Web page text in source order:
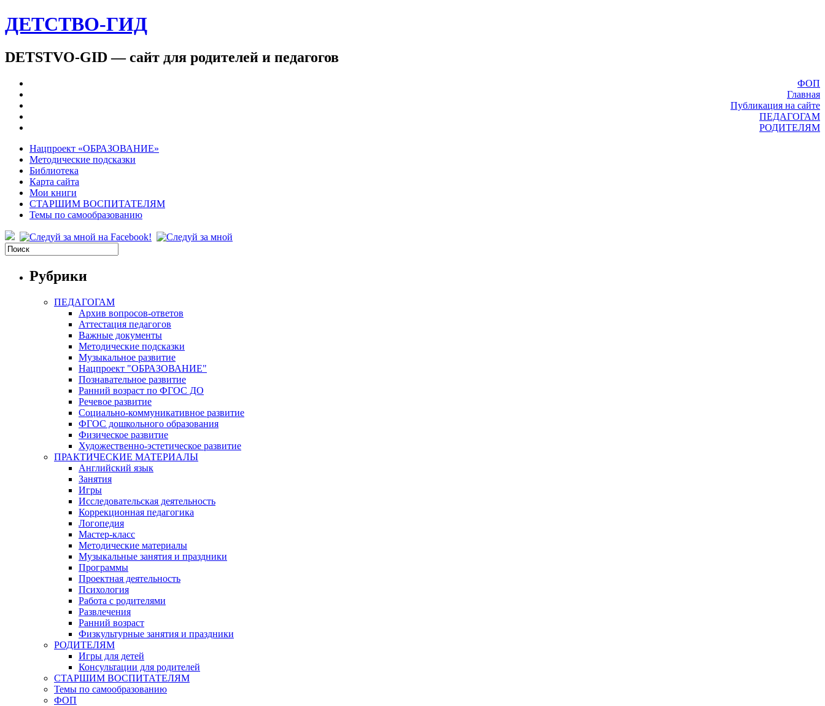
ДЕТСТВО-ГИД
DETSTVO-GID — сайт для родителей и педагогов
ФОП
Главная
Публикация на сайте
ПЕДАГОГАМ
РОДИТЕЛЯМ
Нацпроект «ОБРАЗОВАНИЕ»
Методические подсказки
Библиотека
Карта сайта
Мои книги
СТАРШИМ ВОСПИТАТЕЛЯМ
Темы по самообразованию
Рубрики
ПЕДАГОГАМ
Архив вопросов-ответов
Аттестация педагогов
Важные документы
Методические подсказки
Музыкальное развитие
Нацпроект "ОБРАЗОВАНИЕ"
Познавательное развитие
Ранний возраст по ФГОС ДО
Речевое развитие
Социально-коммуникативное развитие
ФГОС дошкольного образования
Физическое развитие
Художественно-эстетическое развитие
ПРАКТИЧЕСКИЕ МАТЕРИАЛЫ
Английский язык
Занятия
Игры
Исследовательская деятельность
Коррекционная педагогика
Логопедия
Мастер-класс
Методические материалы
Музыкальные занятия и праздники
Программы
Проектная деятельность
Психология
Работа с родителями
Развлечения
Ранний возраст
Физкультурные занятия и праздники
РОДИТЕЛЯМ
Игры для детей
Консультации для родителей
СТАРШИМ ВОСПИТАТЕЛЯМ
Темы по самообразованию
ФОП